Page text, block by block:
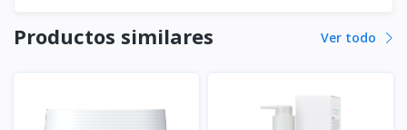
Productos similares Ver todo